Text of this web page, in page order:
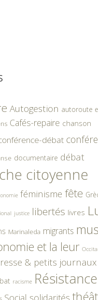
Autogestion autoroute
Cafés-repaire chanson
débat
documentaire débat
citoyenne
féminisme fête
justice libertés livres
Marinaleda migrants
et la leur
& petits journaux
racisme Résistance
Social solidarités